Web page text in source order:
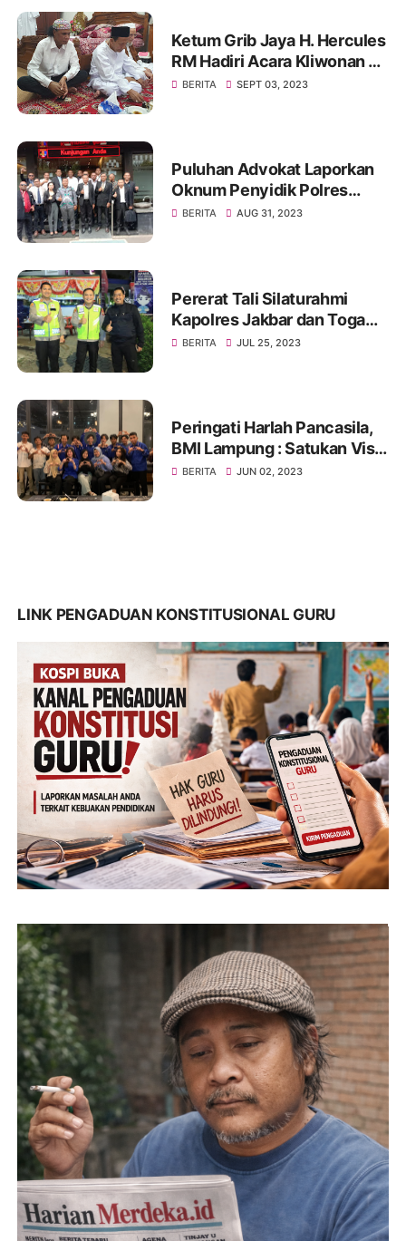
Ketum Grib Jaya H. Hercules
RM Hadiri Acara Kliwonan di
Pekalongan dan Milad Ke 11
BERITA SEPT 03, 2023
Puluhan Advokat Laporkan
Oknum Penyidik Polres
JAKSEL Ke Propam Mabes
BERITA AUG 31, 2023
Pererat Tali Silaturahmi
Kapolres Jakbar dan Toga
Serta Tomas, Ini Kata Tokoh
BERITA JUL 25, 2023
Peringati Harlah Pancasila,
BMI Lampung : Satukan Visi,
Merajut Persatuan
BERITA JUN 02, 2023
LINK PENGADUAN KONSTITUSIONAL GURU